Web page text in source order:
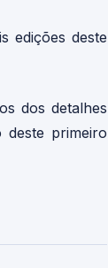
edições deste
dos detalhes
deste primeiro